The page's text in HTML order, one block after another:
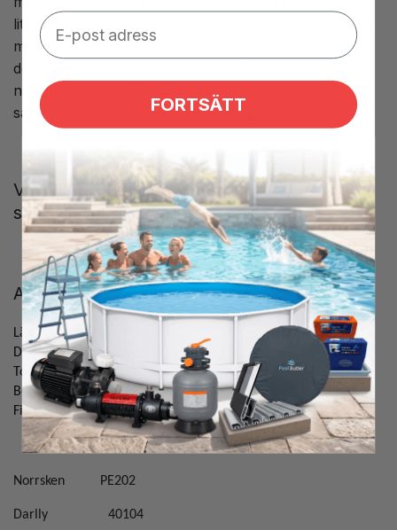
lite mindre eller lite större då flera filter kan passa fler
modeller, rådfråga oss om du har funderingar om
detta filter passar just ert spabad. Det viktigaste är att
ni hittar samma mått på anslutningen samt att det är
samma typ av topp som ert befintliga filter.
Vi lämnar 1 års garanti på alla våra
spabadsfilter.
Artikeldata
Länd filter
Diameter filter
Topp
Stängd
Botten
MSPA bajonett
Filterarea
10 sq. Ft
Norrsken PE202
Darlly 40104
FORTSÄTT